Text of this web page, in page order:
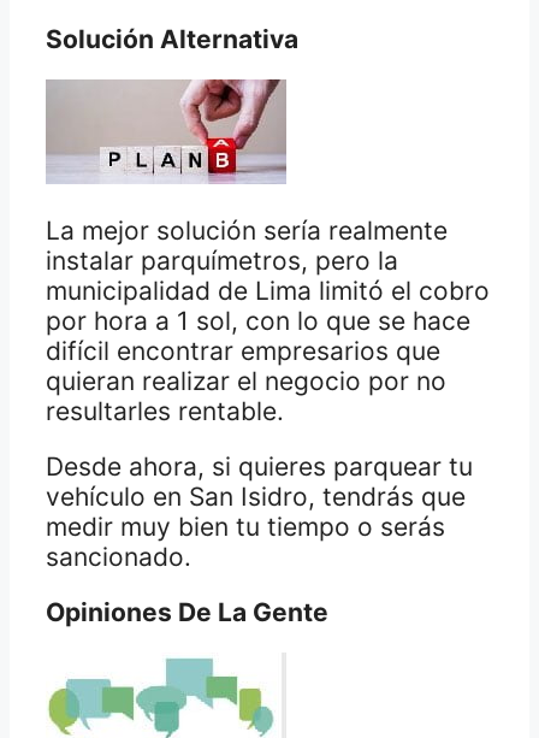
Solución Alternativa
La mejor solución sería realmente
instalar parquímetros, pero la
municipalidad de Lima limitó el cobro
por hora a 1 sol, con lo que se hace
difícil encontrar empresarios que
quieran realizar el negocio por no
resultarles rentable.
Desde ahora, si quieres parquear tu
vehículo en San Isidro, tendrás que
medir muy bien tu tiempo o serás
sancionado.
Opiniones De La Gente